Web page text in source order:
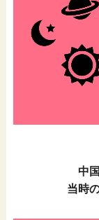
中
当時